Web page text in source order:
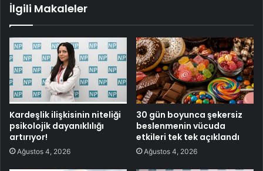
İlgili Makaleler
Kardeşlik ilişkisinin niteliği
psikolojik dayanıklılığı
artırıyor!
Ağustos 4, 2026
30 gün boyunca şekersiz
beslenmenin vücuda
etkileri tek tek açıklandı
Ağustos 4, 2026